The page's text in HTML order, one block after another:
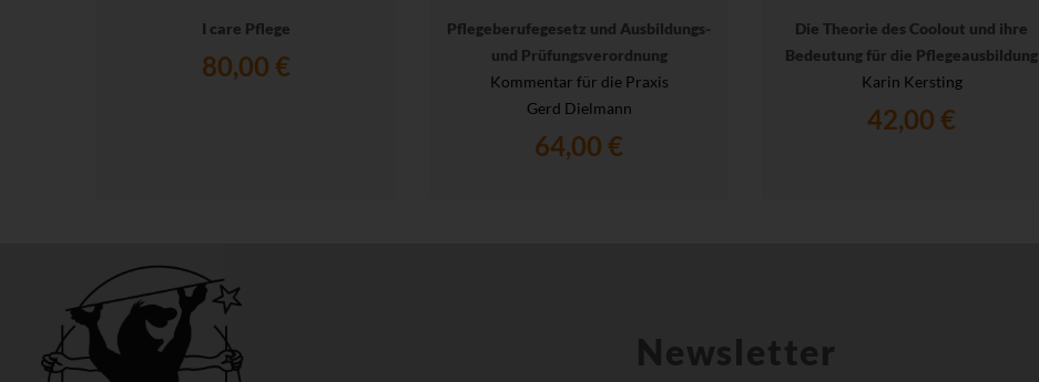
I care Pflege
80,00 €
Pflegeberufegesetz und Ausbildungs-
und Prüfungsverordnung
Kommentar für die Praxis
Gerd Dielmann
64,00 €
Die Theorie des Coolout und ihre
Bedeutung für die Pflegeausbildung
Karin Kersting
42,00 €
Newsletter